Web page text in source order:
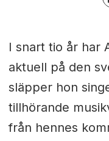
I snart tio år har
aktuell på den
släpper hon
tillhörande
från hennes